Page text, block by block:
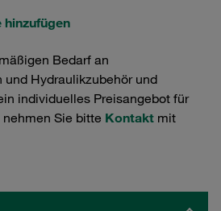
Bedarf an
Hydraulikzubehör und
individuelles Preisangebot für
Sie bitte Kontakt mit